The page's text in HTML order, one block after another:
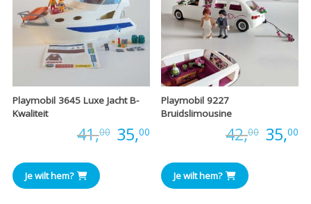
Playmobil 3645 Luxe Jacht B-
Kwaliteit
41,00 Oorspronkelijke
35,00Huidige
prijs
is:
Je wilt hem?
Playmobil 9227
Bruidslimousine
42,00 35,00
Je wilt hem?